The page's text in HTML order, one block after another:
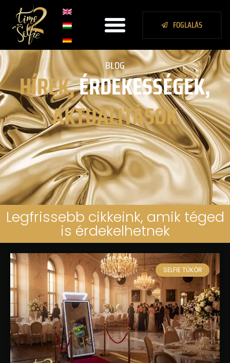
FOGLALÁS
BLOG
HÍREK,ÉRDEKESSÉGEK,
AKTUALITÁSOK
Legfrissebb cikkeink, amik téged
is érdekelhetnek
SELFIE TÜKÖR